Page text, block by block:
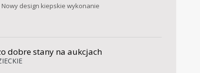
design kiepskie wykonanie
dobre stany na aukcjach